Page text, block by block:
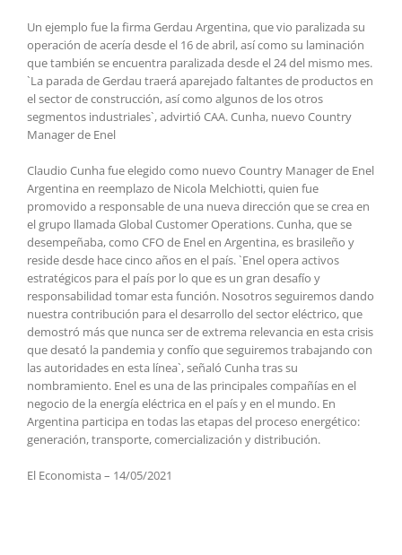
Un ejemplo fue la firma Gerdau Argentina, que vio paralizada su
operación de acería desde el 16 de abril, así como su laminación
que también se encuentra paralizada desde el 24 del mismo mes.
`La parada de Gerdau traerá aparejado faltantes de productos en
el sector de construcción, así como algunos de los otros
segmentos industriales`, advirtió CAA. Cunha, nuevo Country
Manager de Enel
Claudio Cunha fue elegido como nuevo Country Manager de Enel
Argentina en reemplazo de Nicola Melchiotti, quien fue
promovido a responsable de una nueva dirección que se crea en
el grupo llamada Global Customer Operations. Cunha, que se
desempeñaba, como CFO de Enel en Argentina, es brasileño y
reside desde hace cinco años en el país. `Enel opera activos
estratégicos para el país por lo que es un gran desafío y
responsabilidad tomar esta función. Nosotros seguiremos dando
nuestra contribución para el desarrollo del sector eléctrico, que
demostró más que nunca ser de extrema relevancia en esta crisis
que desató la pandemia y confío que seguiremos trabajando con
las autoridades en esta línea`, señaló Cunha tras su
nombramiento. Enel es una de las principales compañías en el
negocio de la energía eléctrica en el país y en el mundo. En
Argentina participa en todas las etapas del proceso energético:
generación, transporte, comercialización y distribución.
El Economista – 14/05/2021